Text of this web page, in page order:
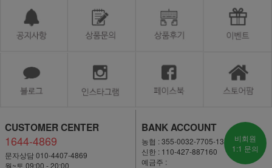
CUSTOMER CENTER
1644-4869
문자상담 010-4407-4869
월~토 09:00 - 20:00
BANK ACCOUNT
농협 : 355-0032-7705-13
신한 : 110-427-887160
예금주 :
비회원
1:1 문의